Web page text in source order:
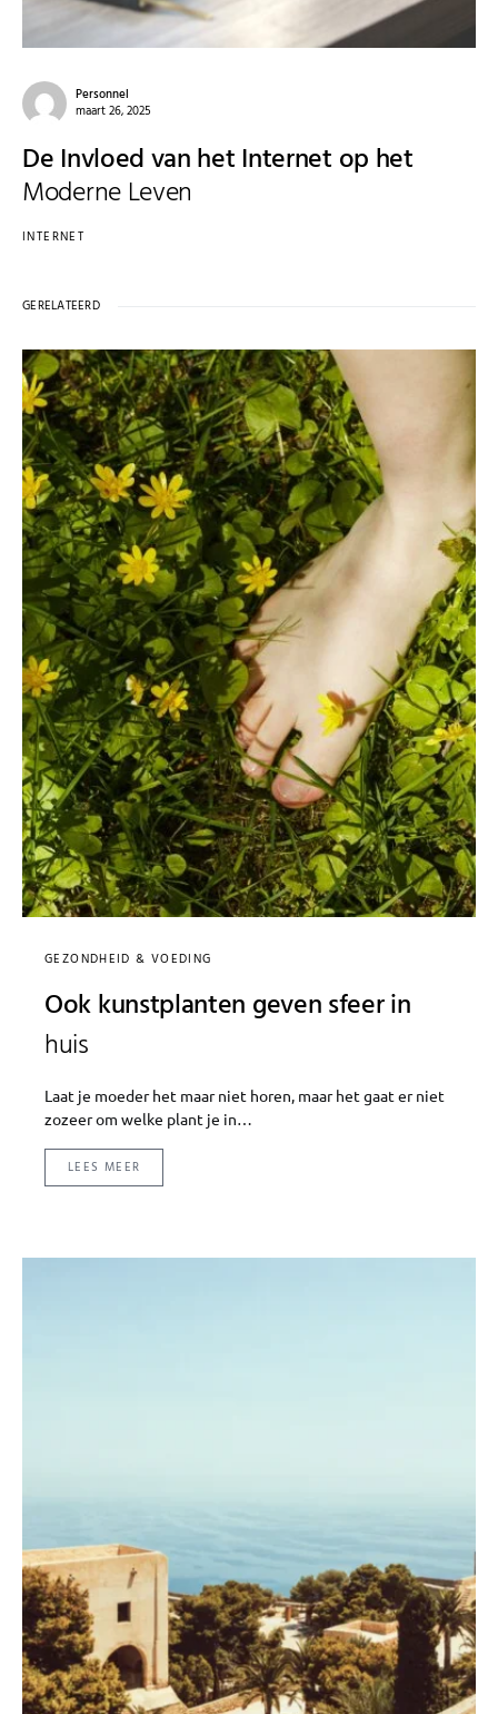
Personnel
maart 26, 2025
De Invloed van het Internet op het
Moderne Leven
INTERNET
GERELATEERD
GEZONDHEID & VOEDING
Ook kunstplanten geven sfeer in
huis
Laat je moeder het maar niet horen, maar het gaat er niet
zozeer om welke plant je in…
LEES MEER